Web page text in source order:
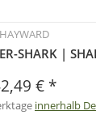
HAYWARD
SHARK |
€ *
innerhalb